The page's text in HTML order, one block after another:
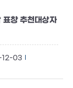
창 추천대상자
03